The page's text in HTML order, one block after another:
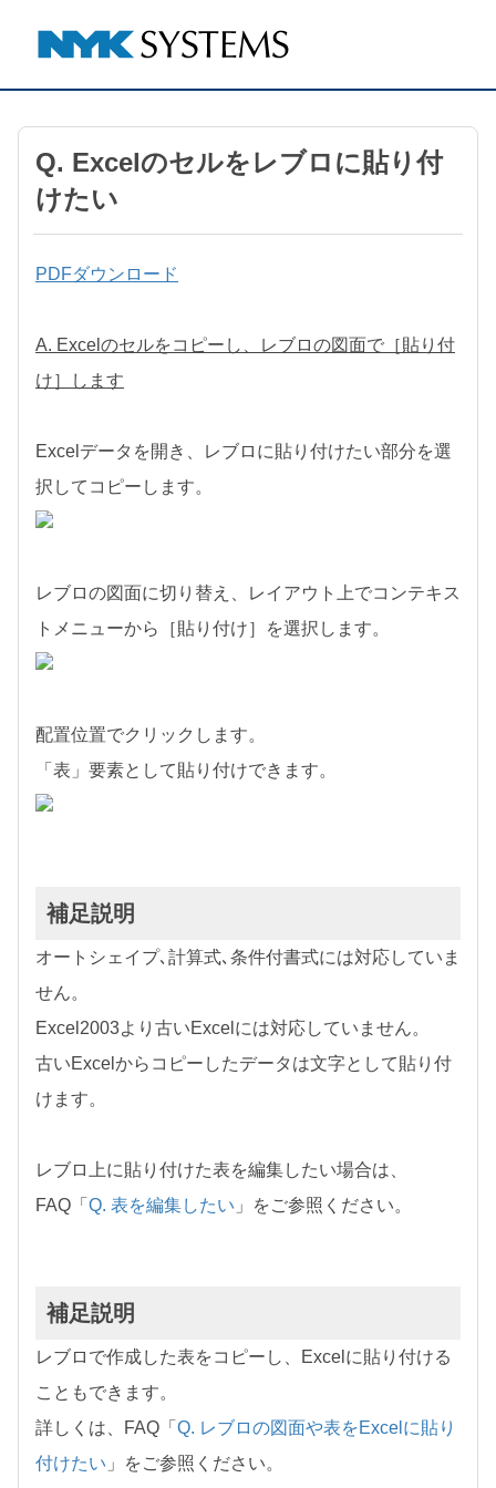
Q. Excelのセルをレブロに貼り付
けたい
PDFダウンロード
A. Excelのセルをコピーし、レブロの図面で［貼り付
け］します
Excelデータを開き、レブロに貼り付けたい部分を選
択してコピーします。
レブロの図面に切り替え、レイアウト上でコンテキス
トメニューから［貼り付け］を選択します。
配置位置でクリックします。
「表」要素として貼り付けできます。
補足説明
オートシェイプ､計算式､条件付書式には対応していま
せん。
Excel2003より古いExcelには対応していません。
古いExcelからコピーしたデータは文字として貼り付
けます。
レブロ上に貼り付けた表を編集したい場合は、
FAQ「 Q. 表を編集したい 」をご参照ください。
補足説明
レブロで作成した表をコピーし、Excelに貼り付ける
こともできます。
詳しくは、FAQ「 Q. レブロの図面や表をExcelに貼り
付けたい 」をご参照ください。